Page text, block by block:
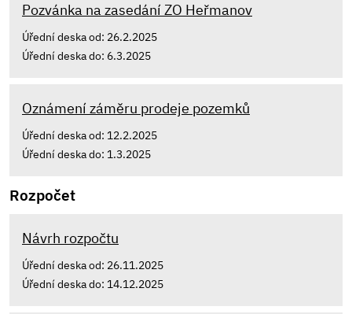
Pozvánka na zasedání ZO Heřmanov
Úřední deska od: 26.2.2025
Úřední deska do: 6.3.2025
Oznámení záměru prodeje pozemků
Úřední deska od: 12.2.2025
Úřední deska do: 1.3.2025
Rozpočet
Návrh rozpočtu
Úřední deska od: 26.11.2025
Úřední deska do: 14.12.2025